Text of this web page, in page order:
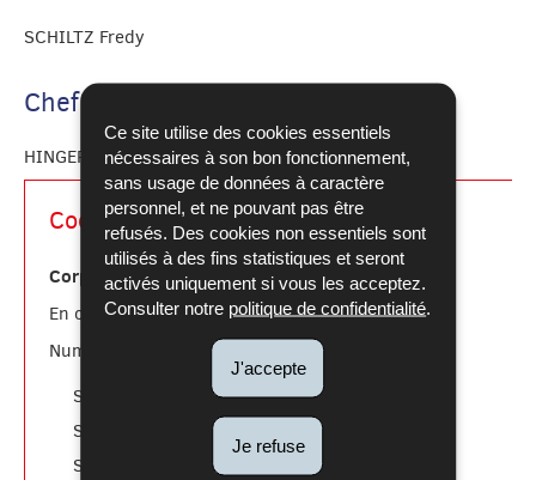
Ce site utilise des cookies essentiels
nécessaires à son bon fonctionnement,
sans usage de données à caractère
personnel, et ne pouvant pas être
refusés. Des cookies non essentiels sont
utilisés à des fins statistiques et seront
activés uniquement si vous les acceptez.
Consulter notre politique de confidentialité
J'accepte
Je refuse
SCHILTZ Fredy
Chef de centre adjoint
HINGER Alain
Coordonnées
Corps grand-ducal d'incendie et de secours
En cas d'urgence:112
Numéros utiles:
Stand.
téléphonique: 49771-1
Serv.
communication
: 49771-2046
Serv.
recrutement : 49771-2193